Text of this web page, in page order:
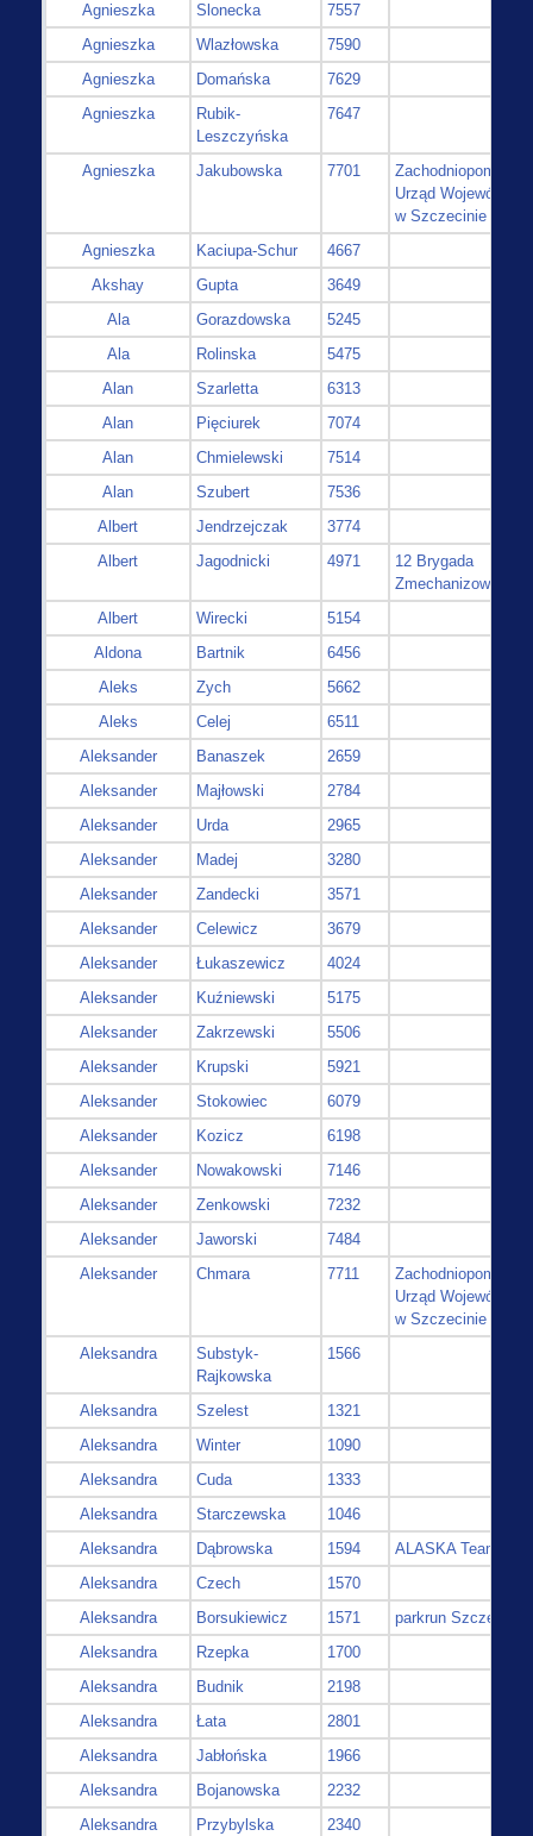
Agnieszka
Slonecka
7557
Agnieszka
Wlazłowska
7590
Agnieszka
Domańska
7629
Agnieszka
Rubik-
Leszczyńska
7647
Agnieszka Jakubowska 7701
Zachodniopomorski
Urząd Wojewódzki
w Szczecinie
Agnieszka
Kaciupa-Schur
4667
Akshay
Gupta
3649
Ala
Gorazdowska
5245
Ala
Rolinska
5475
Alan
Szarletta
6313
Alan
Pięciurek
7074
Alan
Chmielewski
7514
Alan
Szubert
7536
Albert
Jendrzejczak
3774
Albert
Jagodnicki 4971
12 Brygada
Zmechanizowana
Albert
Wirecki
5154
Aldona
Bartnik
6456
Aleks
Zych
5662
Aleks
Celej
6511
Aleksander
Banaszek
2659
Aleksander
Majłowski
2784
Aleksander
Urda
2965
Aleksander
Madej
3280
Aleksander
Zandecki
3571
Aleksander
Celewicz
3679
Aleksander
Łukaszewicz
4024
Aleksander
Kuźniewski
5175
Aleksander
Zakrzewski
5506
Aleksander
Krupski
5921
Aleksander
Stokowiec
6079
Aleksander
Kozicz
6198
Aleksander
Nowakowski
7146
Aleksander
Zenkowski
7232
Aleksander
Jaworski
7484
Aleksander
Chmara 7711
Zachodniopomorski
Urząd Wojewódzki
w Szczecinie
Aleksandra
Substyk-
Rajkowska
1566
Aleksandra Szelest
1321
Aleksandra
Winter
1090
Aleksandra
Cuda
1333
Aleksandra
Starczewska
1046
Aleksandra
Dąbrowska 1594
ALASKA Team
Aleksandra
Czech
1570
Aleksandra
Borsukiewicz 1571
parkrun Szczecin
Aleksandra
Rzepka
1700
Aleksandra
Budnik
2198
Aleksandra
Łata
2801
Aleksandra
Jabłońska
1966
Aleksandra
Bojanowska
2232
Aleksandra
Przybylska 2340